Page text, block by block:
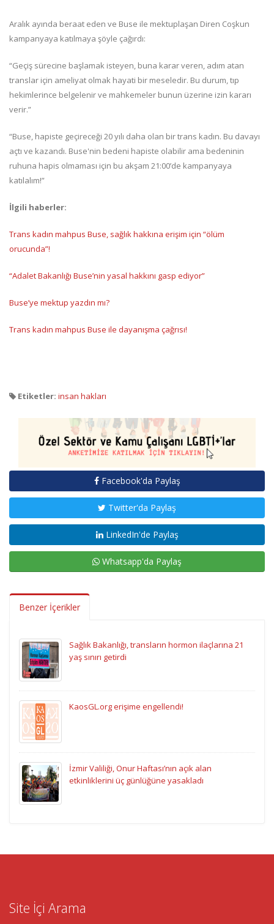
Aralık ayında beraat eden ve Buse ile mektuplaşan Diren Coşkun
kampanyaya katılmaya şöyle çağırdı:
“Geçiş sürecine başlamak isteyen, buna karar veren, adım atan
translar için ameliyat olmak hayati bir meseledir. Bu durum, tıp
hekimlerince belgelenir ve mahkemeler bunun üzerine izin kararı
verir.”
“Buse, hapiste geçireceği 20 yılı daha olan bir trans kadın. Bu davayı
açtı ve kazandı. Buse'nin bedeni hapiste olabilir ama bedeninin
ruhuna hapis olmaması için bu akşam 21:00’de kampanyaya
katılalım!”
İlgili haberler:
Trans kadın mahpus Buse, sağlık hakkına erişim için “ölüm
orucunda”!
“Adalet Bakanlığı Buse’nin yasal hakkını gasp ediyor”
Buse’ye mektup yazdın mı?
Trans kadın mahpus Buse ile dayanışma çağrısı!
Etiketler: insan hakları
Facebook'da Paylaş
Twitter'da Paylaş
LinkedIn'de Paylaş
Whatsapp'da Paylaş
Benzer İçerikler
Sağlık Bakanlığı, transların hormon ilaçlarına 21
yaş sınırı getirdi
KaosGL.org erişime engellendi!
İzmir Valiliği, Onur Haftası’nın açık alan
etkinliklerini üç günlüğüne yasakladı
Site İçi Arama